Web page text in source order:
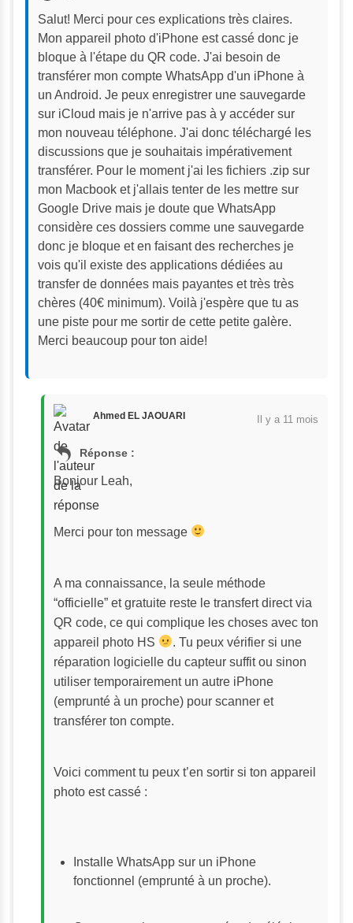
Salut! Merci pour ces explications très claires.
Mon appareil photo d'iPhone est cassé donc je
bloque à l'étape du QR code. J'ai besoin de
transférer mon compte WhatsApp d'un iPhone à
un Android. Je peux enregistrer une sauvegarde
sur iCloud mais je n'arrive pas à y accéder sur
mon nouveau téléphone. J'ai donc téléchargé les
discussions que je souhaitais impérativement
transférer. Pour le moment j'ai les fichiers .zip sur
mon Macbook et j'allais tenter de les mettre sur
Google Drive mais je doute que WhatsApp
considère ces dossiers comme une sauvegarde
donc je bloque et en faisant des recherches je
vois qu'il existe des applications dédiées au
transfer de données mais payantes et très très
chères (40€ minimum). Voilà j'espère que tu as
une piste pour me sortir de cette petite galère.
Merci beaucoup pour ton aide!
Ahmed EL JAOUARI Il y a 11 mois
Réponse :
Bonjour Leah,
Merci pour ton message
A ma connaissance, la seule méthode
“officielle” et gratuite reste le transfert direct via
QR code, ce qui complique les choses avec ton
appareil photo HS
. Tu peux vérifier si une
réparation logicielle du capteur suffit ou sinon
utiliser temporairement un autre iPhone
(emprunté à un proche) pour scanner et
transférer ton compte.
Voici comment tu peux t’en sortir si ton appareil
photo est cassé :
Installe WhatsApp sur un iPhone
fonctionnel (emprunté à un proche).